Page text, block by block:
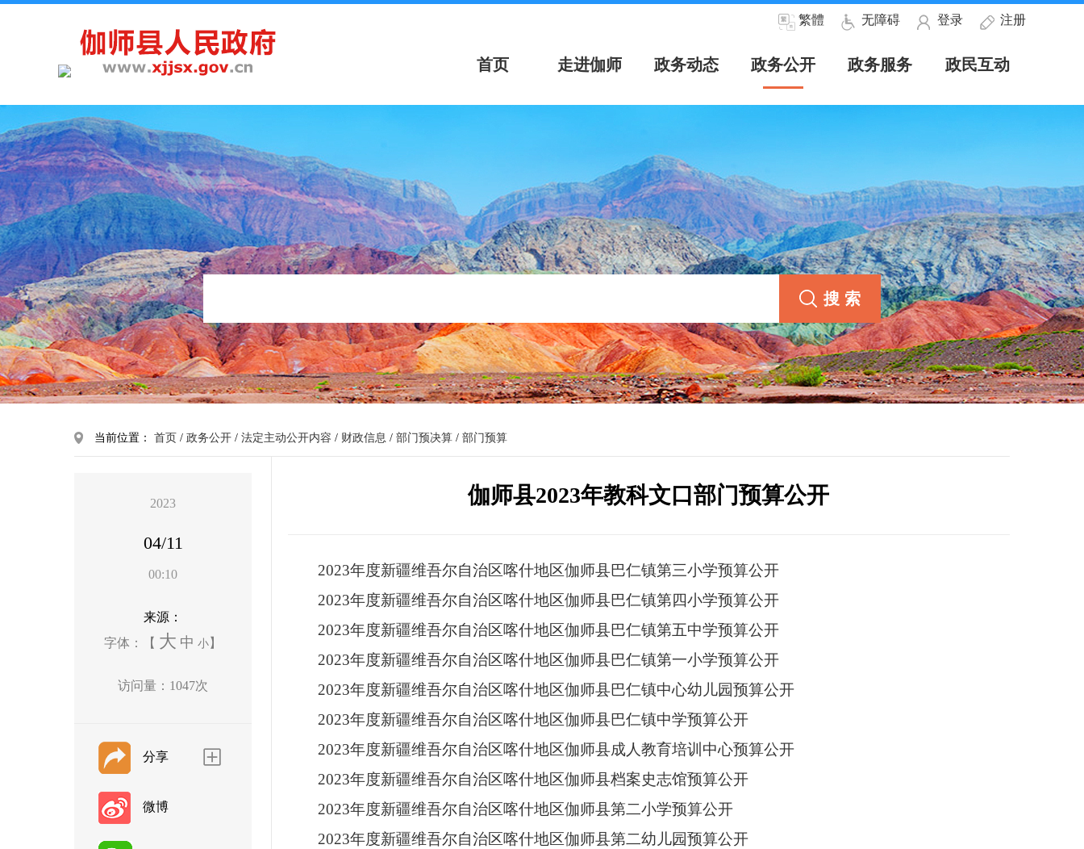
繁體 无障碍 登录 注册
首页 走进伽师 政务动态 政务公开 政务服务 政民互动
当前位置： 首页 / 政务公开 / 法定主动公开内容 / 财政信息 / 部门预决算 / 部门预算
2023
04/11
00:10
来源：
字体：【 大 中 小 】
访问量： 1047次
分享
微博
伽师县2023年教科文口部门预算公开
2023年度新疆维吾尔自治区喀什地区伽师县巴仁镇第三小学预算公开
2023年度新疆维吾尔自治区喀什地区伽师县巴仁镇第四小学预算公开
2023年度新疆维吾尔自治区喀什地区伽师县巴仁镇第五中学预算公开
2023年度新疆维吾尔自治区喀什地区伽师县巴仁镇第一小学预算公开
2023年度新疆维吾尔自治区喀什地区伽师县巴仁镇中心幼儿园预算公开
2023年度新疆维吾尔自治区喀什地区伽师县巴仁镇中学预算公开
2023年度新疆维吾尔自治区喀什地区伽师县成人教育培训中心预算公开
2023年度新疆维吾尔自治区喀什地区伽师县档案史志馆预算公开
2023年度新疆维吾尔自治区喀什地区伽师县第二小学预算公开
2023年度新疆维吾尔自治区喀什地区伽师县第二幼儿园预算公开